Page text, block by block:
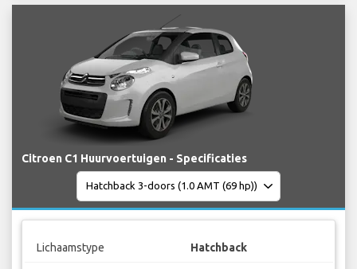
Citroen C1 Huurvoertuigen - Specificaties
Lichaamstype Hatchback